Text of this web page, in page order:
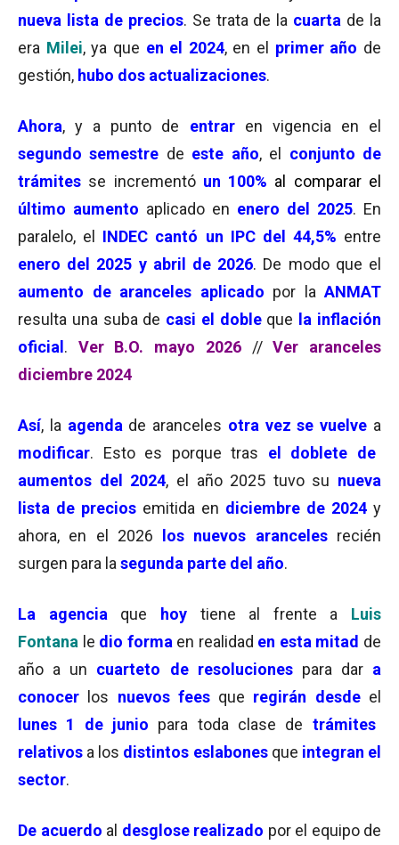
nueva lista de precios. Se trata de la cuarta de la
era Milei, ya que en el 2024, en el primer año de
gestión, hubo dos actualizaciones.
Ahora, y a punto de entrar en vigencia en el
segundo semestre de este año, el conjunto de
trámites se incrementóun 100% al comparar el
último aumento aplicado en enero del 2025. En
paralelo, el INDEC cantó un IPC del 44,5% entre
enero del 2025 y abril de 2026. De modo que el
aumento de aranceles aplicado por la ANMAT
resulta una suba de casi el doble que la inflación
oficial . Ver B.O. mayo 2026//Ver aranceles
diciembre 2024
Así, la agenda de aranceles otra vez se vuelve a
modificar. Esto es porque tras el doblete de
aumentos del 2024, el año 2025 tuvo su nueva
lista de precios emitida en diciembre de 2024 y
ahora, en el 2026
los nuevos aranceles recién
surgen para la segunda parte del año.
La agencia que hoytiene al frente a Luis
Fontana le dio forma en realidad en esta mitad de
año a un cuarteto de resolucionespara dara
conocer los nuevos fees que regirán desde el
lunes 1 de junio para toda clase de trámites
relativos a los distintos eslabones que integran el
sector.
De acuerdo al desglose realizado por el equipo de